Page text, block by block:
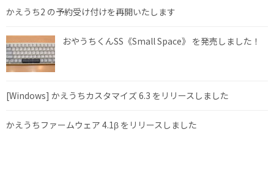
かえうち2 の予約受け付けを再開いたします
おやうちくんSS《Small Space》 を発売しました！
[Windows] かえうちカスタマイズ 6.3 をリリースしました
かえうちファームウェア 4.1β をリリースしました